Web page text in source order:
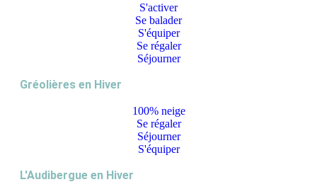
S'activer
Se balader
S'équiper
Se régaler
Séjourner
Gréolières en Hiver
100% neige
Se régaler
Séjourner
S'équiper
L'Audibergue en Hiver